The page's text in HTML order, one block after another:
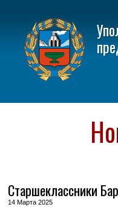
Старшеклассники
14 Марта 2025